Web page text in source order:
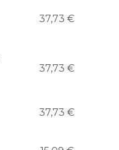
37,73 €
37,73 €
37,73 €